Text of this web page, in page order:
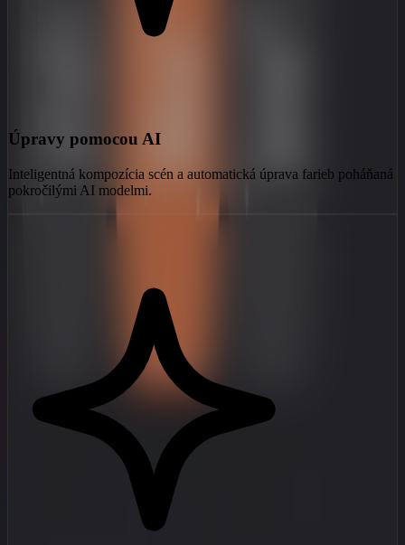
Úpravy pomocou AI
Inteligentná kompozícia scén a automatická úprava farieb poháňaná
pokročilými AI modelmi.